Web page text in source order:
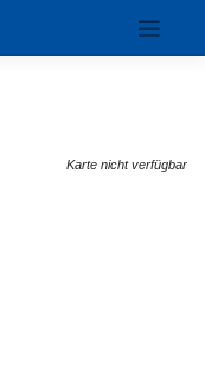
Karte nicht verfügbar